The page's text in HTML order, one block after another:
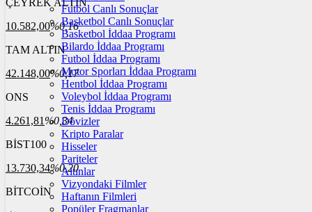
ÇEYREK ALTIN
10.582,00%0,16
TAM ALTIN
42.148,00%0,17
ONS
4.261,81 %0,34
BİST100
13.730,34%0,20
BİTCOİN
Futbol Canlı Sonuçlar
Basketbol Canlı Sonuçlar
Basketbol İddaa Programı
Bilardo İddaa Programı
Futbol İddaa Programı
Motor Sporları İddaa Programı
Hentbol İddaa Programı
Voleybol İddaa Programı
Tenis İddaa Programı
Dövizler
Kripto Paralar
Hisseler
Pariteler
Altınlar
Vizyondaki Filmler
Haftanın Filmleri
Popüler Fragmanlar